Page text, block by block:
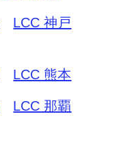
LCC 神戸
LCC 熊本
LCC 那覇